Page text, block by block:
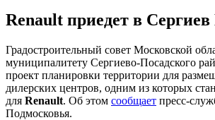
Renault приедет в
Градостроительный совет Московской
муниципалитету Сергиево-Посадского
проект планировки территории для
дилерских центров, одним из которых
для Renault. Об этом сообщает пресс-
Подмосковья.